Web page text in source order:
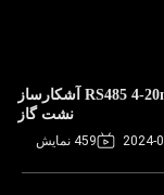
آشکارسازان گاز صنعتی سوخت RS485 4-20mA LEL آشکارساز
نشت گاز
2024- 459 نمایش